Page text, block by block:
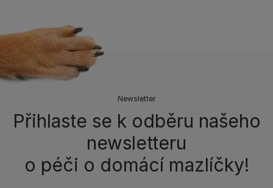
Newsletter
Přihlaste se k odběru našeho
newsletteru
o péči o domácí mazlíčky!